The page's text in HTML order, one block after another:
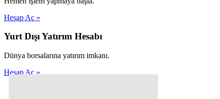
Hesap Aç »
Yurt Dışı Yatırım Hesabı
Dünya borsalarına yatırım imkanı.
Hesap Aç »